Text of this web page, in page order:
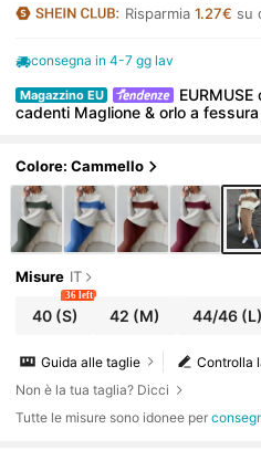
Risparmia1.27€ su
consegna in 4-7 gg lav
Magazzino EU
cadenti Maglione & orlo a fessura
Colore: Cammello
Misure IT
40(S)
36 left
42 (M) 44/46(L)
Controlla
Guida alle taglie
Non è la tua taglia? Dicci
Tutte le misure sono idonee per